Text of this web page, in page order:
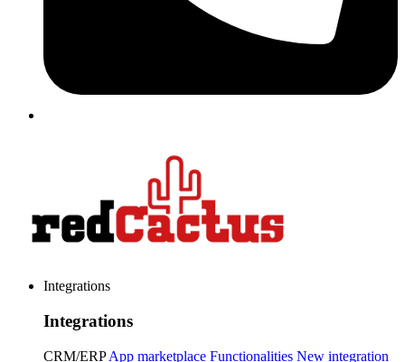
Integrations
Integrations
CRM/ERP App marketplace Functionalities New integration